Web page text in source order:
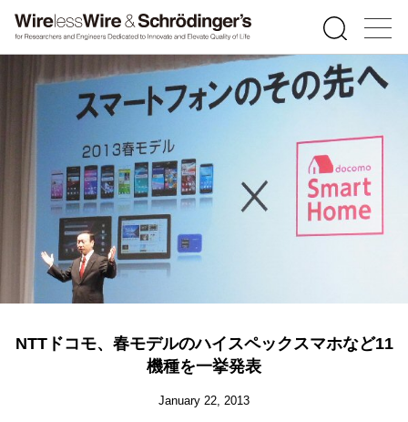
NTTドコモ、春モデルのハイスペックスマホなど11
機種を一挙発表
January 22, 2013